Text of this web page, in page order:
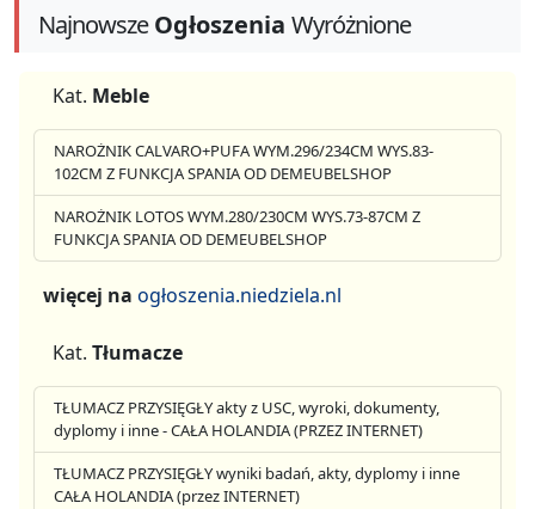
NajnowszeOgłoszenia Wyróżnione
Kat. Meble
NAROŻNIK CALVARO+PUFA WYM.296/234CM WYS.83-
102CM Z FUNKCJA SPANIA OD DEMEUBELSHOP
NAROŻNIK LOTOS WYM.280/230CM WYS.73-87CM Z
FUNKCJA SPANIA OD DEMEUBELSHOP
więcej na ogłoszenia.niedziela.nl
Kat. Tłumacze
TŁUMACZ PRZYSIĘGŁY akty z USC, wyroki, dokumenty,
dyplomy i inne - CAŁA HOLANDIA (PRZEZ INTERNET)
TŁUMACZ PRZYSIĘGŁY wyniki badań, akty, dyplomy i inne
CAŁA HOLANDIA (przez INTERNET)